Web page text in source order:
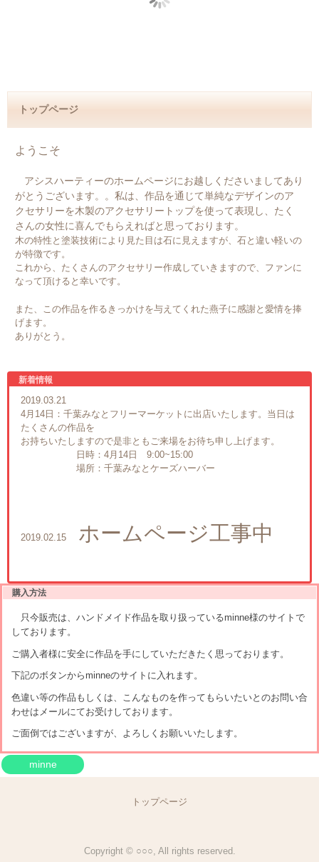
トップページ
ようこそ
アシスハーティーのホームページにお越しくださいましてあり
がとうございます。。私は、作品を通じて単純なデザインのア
クセサリーを木製のアクセサリートップを使って表現し、たく
さんの女性に喜んでもらえればと思っております。
木の特性と塗装技術により見た目は石に見えますが、石と違い軽いの
が特徴です。
これから、たくさんのアクセサリー作成していきますので、ファンに
なって頂けると幸いです。
また、この作品を作るきっかけを与えてくれた燕子に感謝と愛情を捧
げます。
ありがとう。
新着情報
2019.03.21
4月14日：千葉みなとフリーマーケットに出店いたします。当日は
たくさんの作品を
お持ちいたしますので是非ともご来場をお待ち申し上げます。
日時：4月14日 9:00~15:00
場所：千葉みなとケーズハーバー
2019.02.15 ホームページ工事中
購入方法
只今販売は、ハンドメイド作品を取り扱っているminne様のサイトで
しております。
ご購入者様に安全に作品を手にしていただきたく思っております。
下記のボタンからminneのサイトに入れます。
色違い等の作品もしくは、こんなものを作ってもらいたいとのお問い合
わせはメールにてお受けしております。
ご面倒ではございますが、よろしくお願いいたします。
minne
トップページ
Copyright © ○○○, All rights reserved.